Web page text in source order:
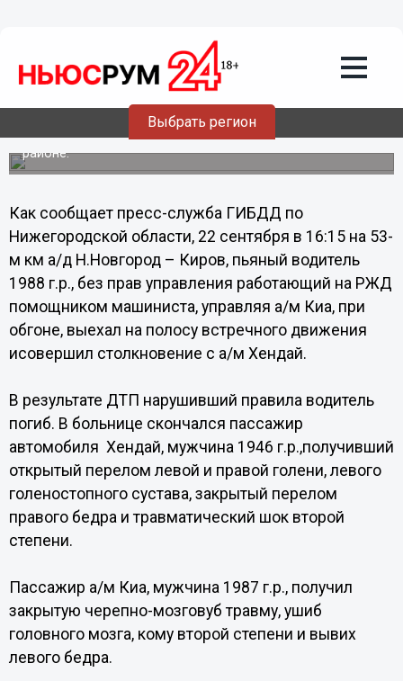
Выбрать регион
Пьяный помощник машиниста устроил
смертельную аварию на автодороге в
Нижегородской области
Трагическое происшествие произошло в Борском
районе.
Как сообщает пресс-служба ГИБДД по
Нижегородской области, 22 сентября в 16:15 на 53-
м км а/д Н.Новгород – Киров, пьяный водитель
1988 г.р., без прав управления работающий на РЖД
помощником машиниста, управляя а/м Киа, при
обгоне, выехал на полосу встречного движения
исовершил столкновение с а/м Хендай.
В результате ДТП нарушивший правила водитель
погиб. В больнице скончался пассажир
автомобиля Хендай, мужчина 1946 г.р.,получивший
открытый перелом левой и правой голени, левого
голеностопного сустава, закрытый перелом
правого бедра и травматический шок второй
степени.
Пассажир а/м Киа, мужчина 1987 г.р., получил
закрытую черепно-мозговуб травму, ушиб
головного мозга, кому второй степени и вывих
левого бедра.